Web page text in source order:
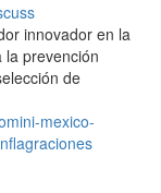
innovador en la
la prevención
de
mexico-